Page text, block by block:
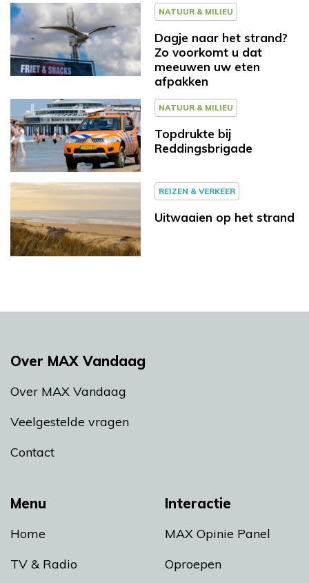
NATUUR & MILIEU
Dagje naar het strand?
Zo voorkomt u dat
meeuwen uw eten
afpakken
NATUUR & MILIEU
Topdrukte bij
Reddingsbrigade
REIZEN & VERKEER
Uitwaaien op het strand
Menu
Home
TV & Radio
Interactie
MAX Opinie Panel
Oproepen
Over MAX Vandaag
Over MAX Vandaag
Veelgestelde vragen
Contact